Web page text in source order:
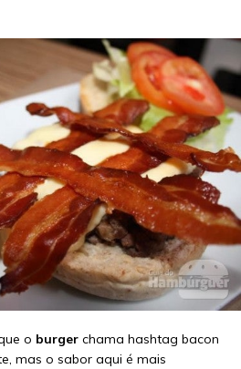
o burger chama hashtag bacon
mas o sabor aqui é mais